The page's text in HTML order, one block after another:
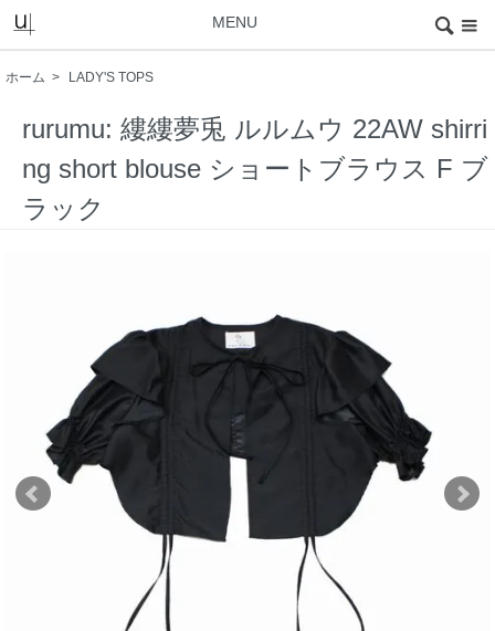
MENU
ホーム > LADY'S TOPS
rurumu: 縷縷夢兎 ルルムウ 22AW shirri
ng short blouse ショートブラウス F ブ
ラック